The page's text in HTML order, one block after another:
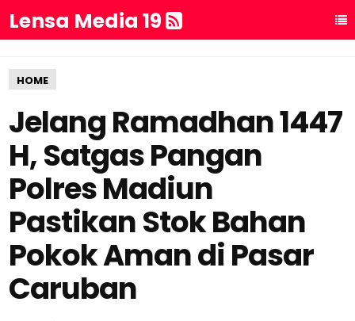
Lensa Media 19
HOME
Jelang Ramadhan 1447
H, Satgas Pangan
Polres Madiun
Pastikan Stok Bahan
Pokok Aman di Pasar
Caruban